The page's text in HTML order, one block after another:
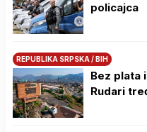
policajca
REPUBLIKA SRPSKA / BIH
Bez plata
Rudari